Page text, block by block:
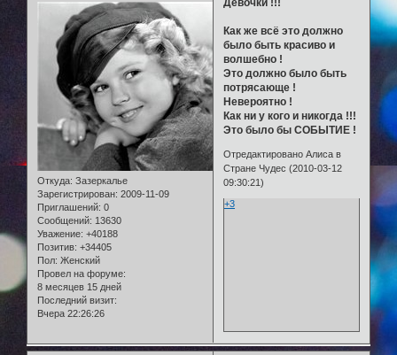
Откуда: Зазеркалье
Зарегистрирован: 2009-11-09
Приглашений: 0
Сообщений: 13630
Уважение: +40188
Позитив: +34405
Пол: Женский
Провел на форуме:
8 месяцев 15 дней
Последний визит:
Вчера 22:26:26
Девочки !!!
Как же всё это должно
было быть красиво и
волшебно !
Это должно было быть
потрясающе !
Невероятно !
Как ни у кого и никогда !!!
Это было бы СОБЫТИЕ !
Отредактировано Алиса в
Стране Чудес (2010-03-12
09:30:21)
+3